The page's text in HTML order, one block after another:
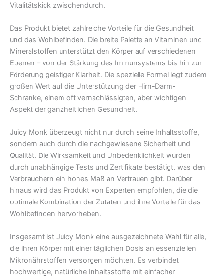
Vitalitätskick zwischendurch.
Das Produkt bietet zahlreiche Vorteile für die Gesundheit
und das Wohlbefinden. Die breite Palette an Vitaminen und
Mineralstoffen unterstützt den Körper auf verschiedenen
Ebenen – von der Stärkung des Immunsystems bis hin zur
Förderung geistiger Klarheit. Die spezielle Formel legt zudem
großen Wert auf die Unterstützung der Hirn-Darm-
Schranke, einem oft vernachlässigten, aber wichtigen
Aspekt der ganzheitlichen Gesundheit.
Juicy Monk überzeugt nicht nur durch seine Inhaltsstoffe,
sondern auch durch die nachgewiesene Sicherheit und
Qualität. Die Wirksamkeit und Unbedenklichkeit wurden
durch unabhängige Tests und Zertifikate bestätigt, was den
Verbrauchern ein hohes Maß an Vertrauen gibt. Darüber
hinaus wird das Produkt von Experten empfohlen, die die
optimale Kombination der Zutaten und ihre Vorteile für das
Wohlbefinden hervorheben.
Insgesamt ist Juicy Monk eine ausgezeichnete Wahl für alle,
die ihren Körper mit einer täglichen Dosis an essenziellen
Mikronährstoffen versorgen möchten. Es verbindet
hochwertige, natürliche Inhaltsstoffe mit einfacher